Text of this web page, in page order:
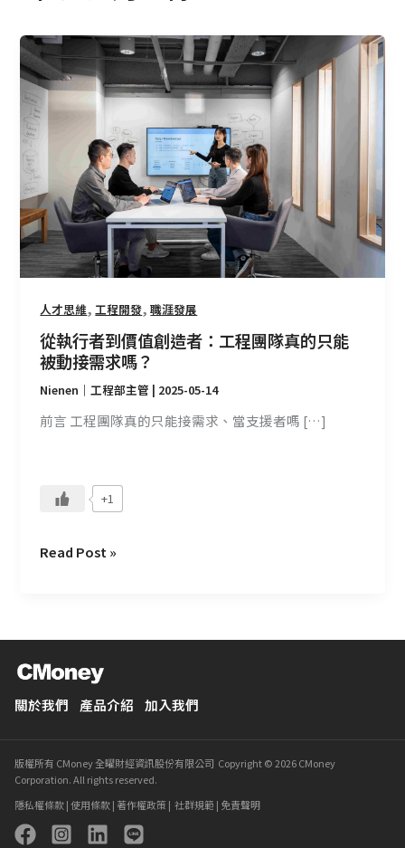
人才思維, 工程開發,職涯發展
從執行者到價值創造者：工程團隊真的只能
被動接需求嗎？
Nienen｜工程部主管 | 2025-05-14
前言 工程團隊真的只能接需求、當支援者嗎 […]
+1
從
執
行
者
到
值
創
造
者：
工
程
團
真
的
只
能
嗎？
Read Post »
關於我們 產品介紹 加入我們
版權所有 CMoney 全曜財經資訊股份有限公司 Copyright © 2026 CMoney
Corporation. All rights reserved.
隱私權條款|使用條款| 著作權政策| 社群規範 | 免責聲明